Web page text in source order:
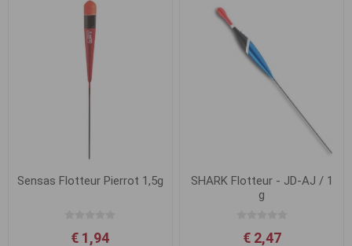
Sensas Flotteur Pierrot 1,5g
€ 1,94
SHARK Flotteur - JD-AJ / 1
g
€ 2,47